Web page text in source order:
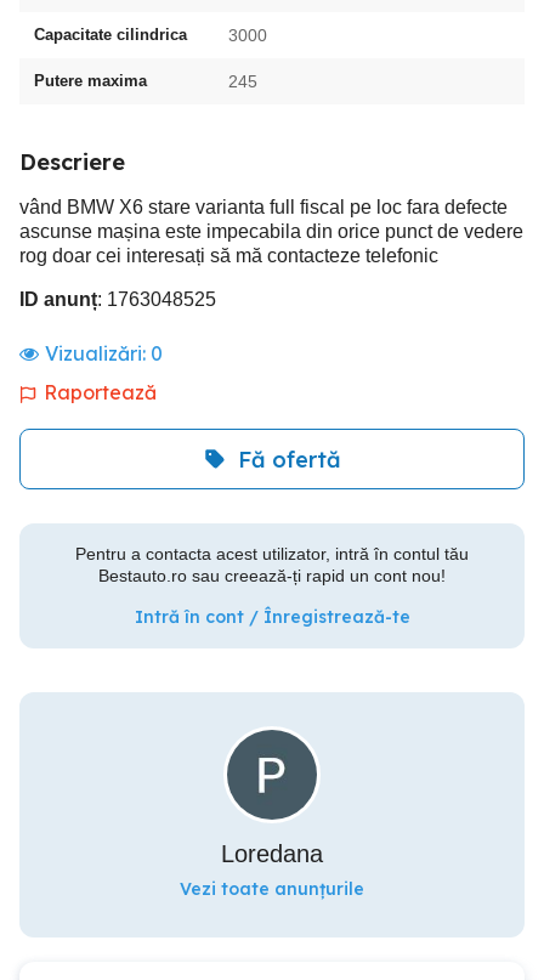
Capacitate cilindrica 3000
Putere maxima 245
Descriere
vând BMW X6 stare varianta full fiscal pe loc fara defecte
ascunse mașina este impecabila din orice punct de vedere
rog doar cei interesați să mă contacteze telefonic
ID anunț: 1763048525
Vizualizări: 0
Raportează
Fă ofertă
Pentru a contacta acest utilizator, intră în contul tău
Bestauto.ro sau creează-ți rapid un cont nou!
Intră în cont / Înregistrează-te
Loredana
Vezi toate anunțurile